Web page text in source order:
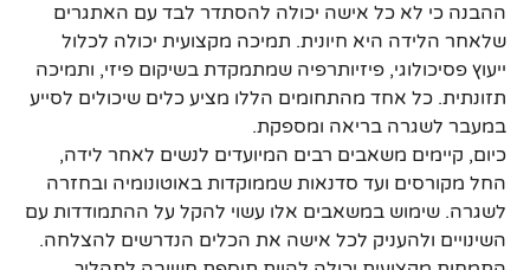
ההבנה כי לא כל אישה יכולה להסתדר לבד עם האתגרים
שלאחר הלידה היא חיונית. תמיכה מקצועית יכולה לכלול
ייעוץ פסיכולוגי, פיזיותרפיה שמתמקדת בשיקום פיזי, ותמיכה
תזונתית. כל אחד מהתחומים הללו מציע כלים שיכולים לסייע
במעבר לשגרה בריאה ומספקת.
כיום, קיימים משאבים רבים המיועדים לנשים לאחר לידה,
החל מקורסים ועד סדנאות שממוקדות באוטונומיה ובחזרה
לשגרה. שימוש במשאבים אלו עשוי להקל על ההתמודדות עם
השינויים ולהעניק לכל אישה את הכלים הנדרשים להצלחה.